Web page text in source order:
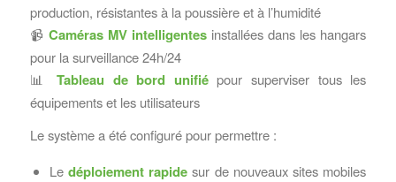
production, résistantes à la poussière et à l’humidité
📹 Caméras MV intelligentes installées dans les hangars
pour la surveillance 24h/24
📊 Tableau de bord unifiépour superviser tous les
équipements et les utilisateurs
Le système a été configuré pour permettre :
Le déploiement rapide sur de nouveaux sites mobiles